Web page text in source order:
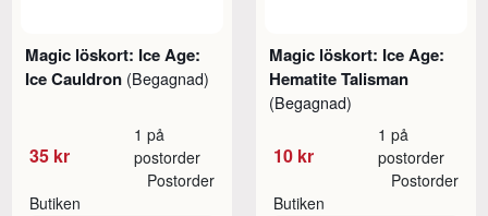
Magic löskort: Ice Age:
Ice Cauldron (Begagnad)
35 kr
1 på
postorder
Butiken
Postorder
Magic löskort: Ice Age:
Hematite Talisman
(Begagnad)
10 kr
1 på
postorder
Butiken
Postorder